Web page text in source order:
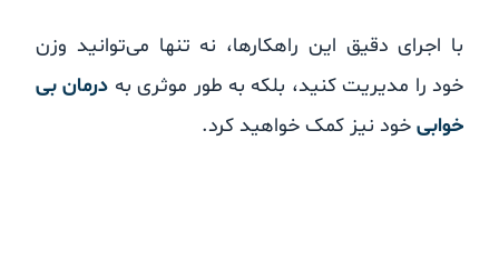
با اجرای دقیق این راهکارها، نه تنها می‌توانید وزن
خود را مدیریت کنید، بلکه به طور موثری به درمان بی
خوابیخود نیز کمک خواهید کرد.